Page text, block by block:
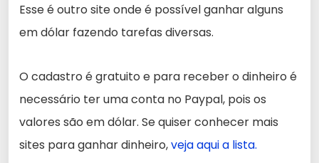
Esse é outro site onde é possível ganhar alguns
em dólar fazendo tarefas diversas.
O cadastro é gratuito e para receber o dinheiro é
necessário ter uma conta no Paypal, pois os
valores são em dólar. Se quiser conhecer mais
sites para ganhar dinheiro,veja aqui a lista.